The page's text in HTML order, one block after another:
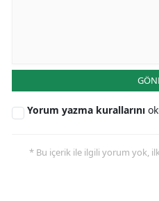
Yorum yazma kurallarını
* Bu içerik ile ilgili yorum yok,